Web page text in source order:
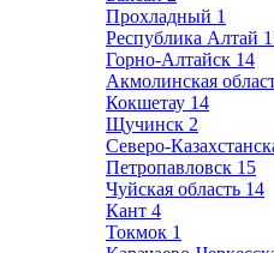
Прохладный 1
Республика Алтай
Горно-Алтайск 14
Акмолинская
Кокшетау 14
Щучинск 2
Северо-
Петропавловск 15
Чуйская область 14
Кант 4
Токмок 1